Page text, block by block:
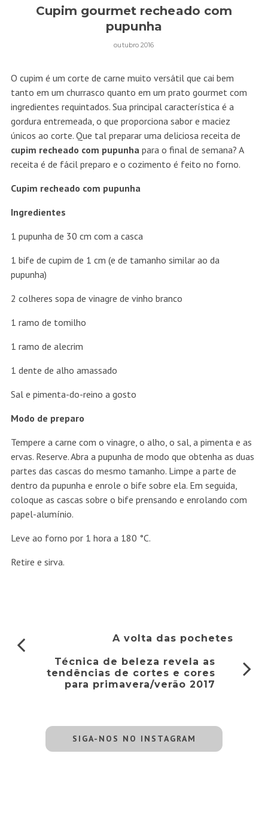
Cupim gourmet recheado com
pupunha
outubro 2016
O cupim é um corte de carne muito versátil que cai bem
tanto em um churrasco quanto em um prato gourmet com
ingredientes requintados. Sua principal característica é a
gordura entremeada, o que proporciona sabor e maciez
únicos ao corte. Que tal preparar uma deliciosa receita de
cupim recheado com pupunhapara o final de semana? A
receita é de fácil preparo e o cozimento é feito no forno.
Cupim recheado com pupunha
Ingredientes
1 pupunha de 30 cm com a casca
1 bife de cupim de 1 cm (e de tamanho similar ao da
pupunha)
2 colheres sopa de vinagre de vinho branco
1 ramo de tomilho
1 ramo de alecrim
1 dente de alho amassado
Sal e pimenta-do-reino a gosto
Modo de preparo
Tempere a carne com o vinagre, o alho, o sal, a pimenta e as
ervas. Reserve. Abra a pupunha de modo que obtenha as duas
partes das cascas do mesmo tamanho. Limpe a parte de
dentro da pupunha e enrole o bife sobre ela. Em seguida,
coloque as cascas sobre o bife prensando e enrolando com
papel-alumínio.
Leve ao forno por 1 hora a 180 °C.
Retire e sirva.
A volta das pochetes
Técnica de beleza revela as
tendências de cortes e cores
para primavera/verão 2017
SIGA-NOS NO INSTAGRAM